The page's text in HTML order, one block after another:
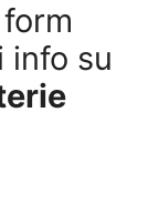
info su